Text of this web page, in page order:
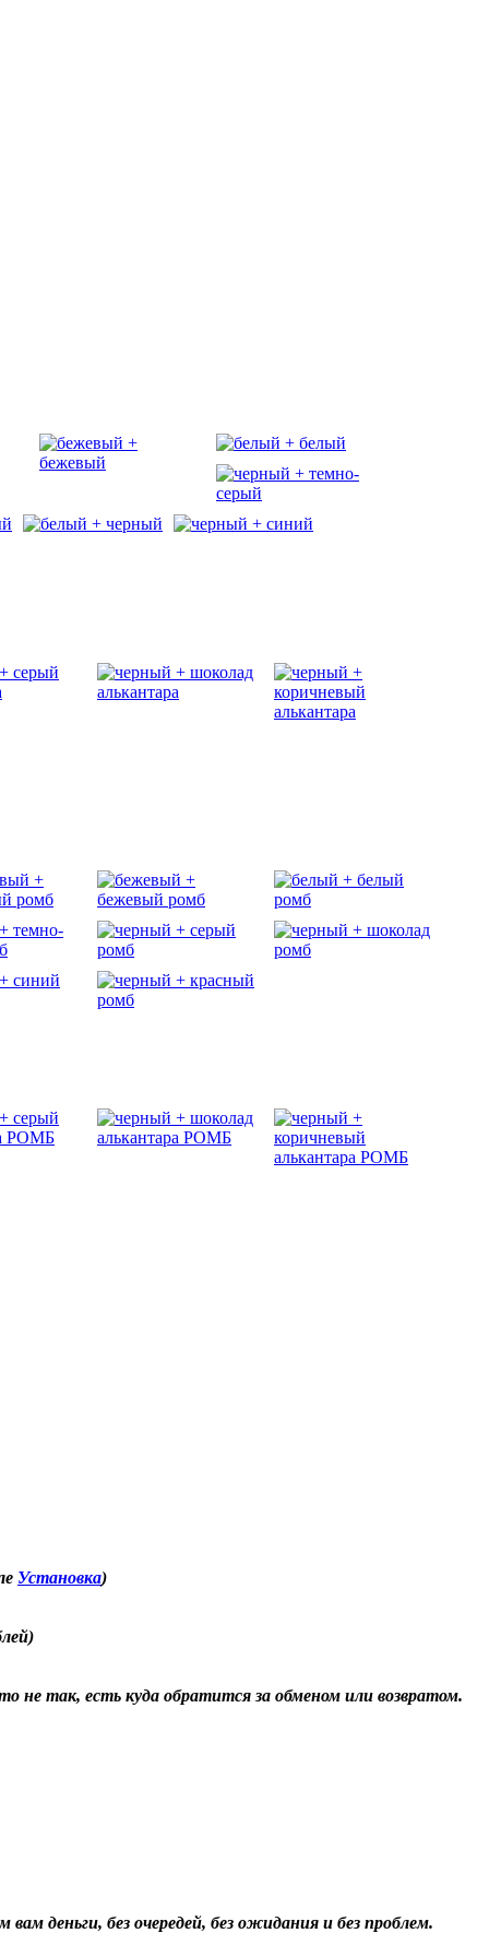
Установка)
так, есть куда обратится за обменом или возвратом.
деньги, без очередей, без ожидания и без проблем.